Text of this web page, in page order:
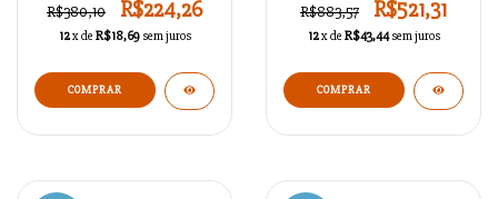
R$380,10 R$224,26
12x de R$18,69 sem juros
COMPRAR
R$883,57 R$521,31
12x de R$43,44 sem juros
COMPRAR